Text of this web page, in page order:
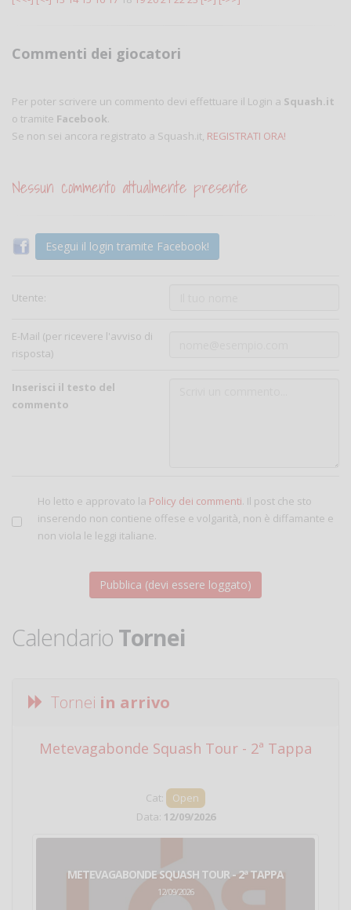
Commenti dei giocatori
Per poter scrivere un commento devi effettuare il Login a Squash.it
o tramite Facebook.
Se non sei ancora registrato a Squash.it, REGISTRATI ORA!
Nessun commento attualmente presente
Esegui il login tramite Facebook!
Utente:
E-Mail (per ricevere l'avviso di
risposta)
Inserisci il testo del
commento
Ho letto e approvato la Policy dei commenti. Il post che sto
inserendo non contiene offese e volgarità, non è diffamante e
non viola le leggi italiane.
Calendario Tornei
Tornei in arrivo
Metevagabonde Squash Tour - 2ª Tappa
Cat:
Open
Data: 12/09/2026
METEVAGABONDE SQUASH TOUR - 2ª TAPPA
12/09/2026